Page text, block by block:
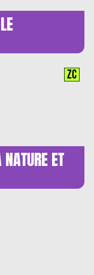
ET
ZC